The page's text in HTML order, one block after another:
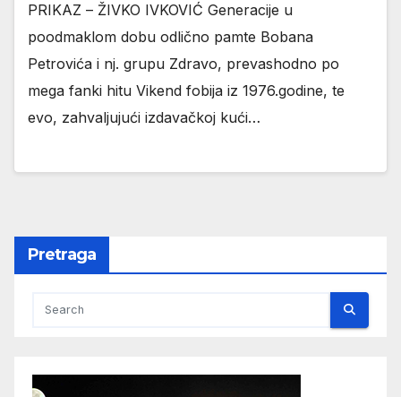
PRIKAZ – ŽIVKO IVKOVIĆ Generacije u
poodmaklom dobu odlično pamte Bobana
Petrovića i nj. grupu Zdravo, prevashodno po
mega fanki hitu Vikend fobija iz 1976.godine, te
evo, zahvaljujući izdavačkoj kući…
Pretraga